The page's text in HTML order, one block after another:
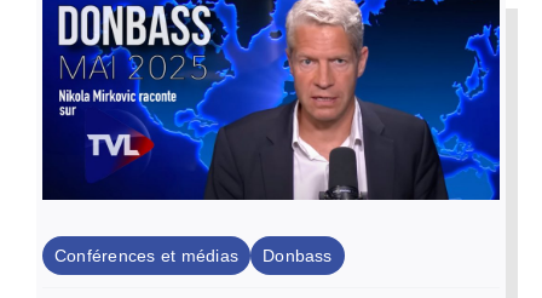
Nous soutenir
Contact
Conférences et médias Donbass